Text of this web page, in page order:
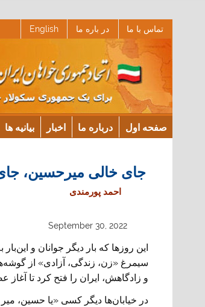
تماس با ما در باره ما English
صفحه اول درباره ما اخبار بیانیه ها
جای خالی میرحسین،
احمد پورمندی
September 30, 2022
این روز‌ها که بار دیگر جوانان و
سیمرغ «زن، زندگی، آزادی» از
و زادگاهش، ایران را فتح کرد تا آغاز
در خیابان‌ها دیگر کسی «یا حسین،